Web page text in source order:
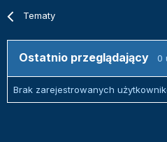
Tematy
Ostatnio przeglądający 0
Brak zarejestrowanych